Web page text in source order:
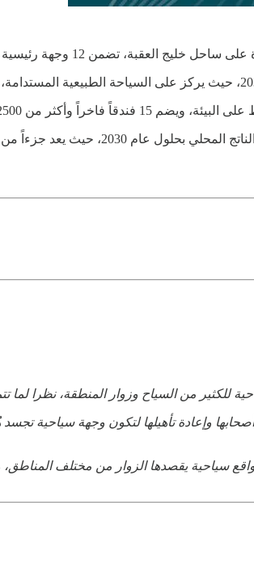
تضمن 12 وجهة رئيسية مثل "ليجا"، "إبيكون"، و"سيرانا".
من 2500 وحدة سكنية.
للكثير من السياح وزوار المنطقة، نظرا لما
وإعادة تأهيلها لتكون وجهة سياحية